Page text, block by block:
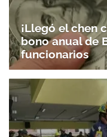
¡Llegó el chen
bono anual de
funcionarios